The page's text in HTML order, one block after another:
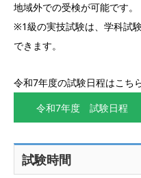
地域外での受検が可能です。
※1級の実技試験は、学科試
できます。
令和7年度の試験日程はこ
令和7年度 試験日程
試験時間